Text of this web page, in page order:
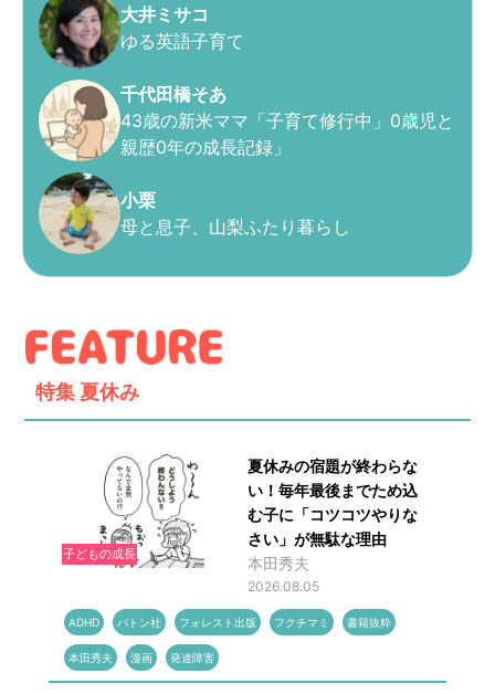
大井ミサコ
ゆる英語子育て
千代田橋そあ
43歳の新米ママ「子育て修行中」0歳児と
親歴0年の成長記録」
小栗
母と息子、山梨ふたり暮らし
特集 夏休み
子どもの成長
夏休みの宿題が終わらな
い！毎年最後までため込
む子に「コツコツやりな
さい」が無駄な理由
本田秀夫
2026.08.05
ADHD バトン社 フォレスト出版 フクチマミ 書籍抜粋
本田秀夫 漫画 発達障害